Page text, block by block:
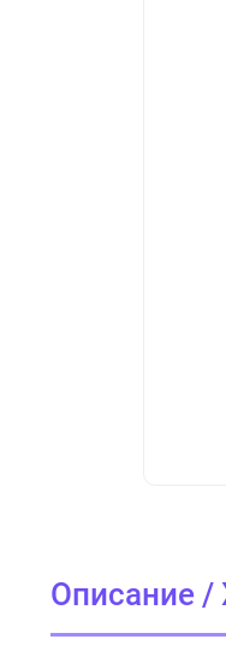
Описание /